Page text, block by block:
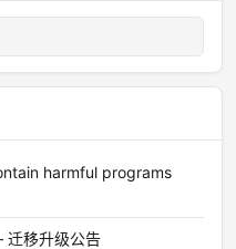
harmful programs
迁移升级公告